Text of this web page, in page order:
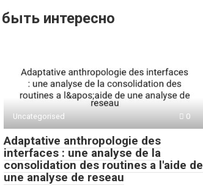
интересно
Uncategorised 0
Adaptative anthropologie des
interfaces : une analyse de la
consolidation des routines a l'aide de
une analyse de reseau